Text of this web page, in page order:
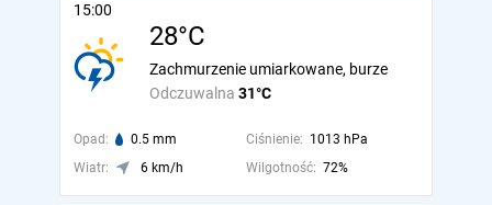
15:00
28°C
Odczuwalna 31°C
Zachmurzenie umiarkowane, burze
Opad: 0.5 mm Ciśnienie: 1013 hPa
Wiatr:
6 km/h Wilgotność: 72%